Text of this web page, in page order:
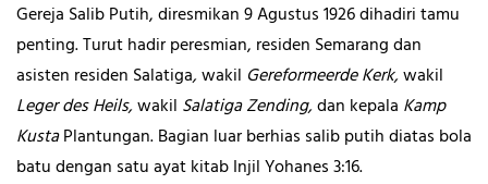
Gereja Salib Putih, diresmikan 9 Agustus 1926 dihadiri tamu
penting. Turut hadir peresmian, residen Semarangdan
asisten residen Salatiga,wakil Gereformeerde Kerk,wakil
Leger des Heils,wakil Salatiga Zending,dan kepala Kamp
KustaPlantungan. Bagian luar berhias salib putih diatas bola
batu dengan satu ayat kitab Injil Yohanes 3:16.